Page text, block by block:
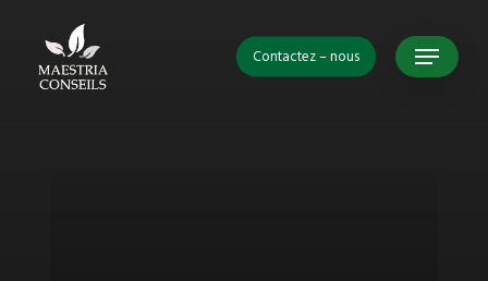
Contactez – nous Menu
Close